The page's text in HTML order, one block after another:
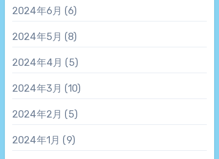
2024年6月 (6)
2024年5月 (8)
2024年4月 (5)
2024年3月 (10)
2024年2月 (5)
2024年1月 (9)